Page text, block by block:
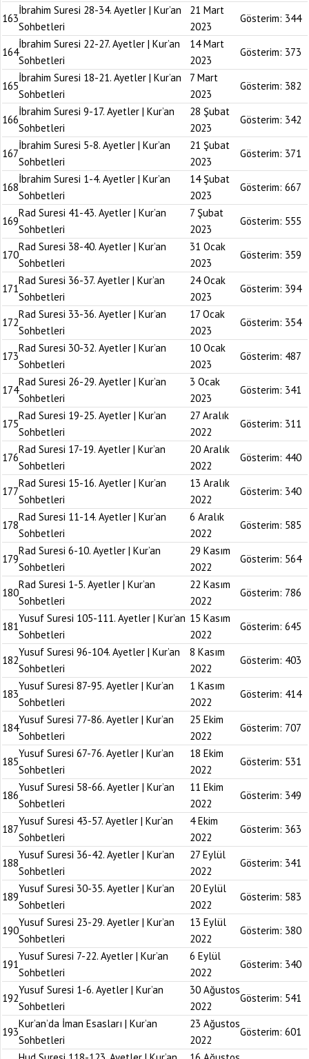
163
İbrahim Suresi 28-34. Ayetler | Kur’an
Sohbetleri
21 Mart
2023
Gösterim: 344
164
İbrahim Suresi 22-27. Ayetler | Kur’an
Sohbetleri
14 Mart
2023
Gösterim: 373
165
İbrahim Suresi 18-21. Ayetler | Kur’an
Sohbetleri
7 Mart
2023
Gösterim: 382
166
İbrahim Suresi 9-17. Ayetler | Kur’an
Sohbetleri
28 Şubat
2023
Gösterim: 342
167
İbrahim Suresi 5-8. Ayetler | Kur’an
Sohbetleri
21 Şubat
2023
Gösterim: 371
168
İbrahim Suresi 1-4. Ayetler | Kur’an
Sohbetleri
14 Şubat
2023
Gösterim: 667
169
Rad Suresi 41-43. Ayetler | Kur’an
Sohbetleri
7 Şubat
2023
Gösterim: 555
170
Rad Suresi 38-40. Ayetler | Kur’an
Sohbetleri
31 Ocak
2023
Gösterim: 359
171
Rad Suresi 36-37. Ayetler | Kur’an
Sohbetleri
24 Ocak
2023
Gösterim: 394
172
Rad Suresi 33-36. Ayetler | Kur’an
Sohbetleri
17 Ocak
2023
Gösterim: 354
173
Rad Suresi 30-32. Ayetler | Kur’an
Sohbetleri
10 Ocak
2023
Gösterim: 487
174
Rad Suresi 26-29. Ayetler | Kur’an
Sohbetleri
3 Ocak
2023
Gösterim: 341
175
Rad Suresi 19-25. Ayetler | Kur’an
Sohbetleri
27 Aralık
2022
Gösterim: 311
176
Rad Suresi 17-19. Ayetler | Kur’an
Sohbetleri
20 Aralık
2022
Gösterim: 440
177
Rad Suresi 15-16. Ayetler | Kur’an
Sohbetleri
13 Aralık
2022
Gösterim: 340
178
Rad Suresi 11-14. Ayetler | Kur’an
Sohbetleri
6 Aralık
2022
Gösterim: 585
179
Rad Suresi 6-10. Ayetler | Kur’an
Sohbetleri
29 Kasım
2022
Gösterim: 564
180
Rad Suresi 1-5. Ayetler | Kur’an
Sohbetleri
22 Kasım
2022
Gösterim: 786
181
Yusuf Suresi 105-111. Ayetler | Kur’an
Sohbetleri
15 Kasım
2022
Gösterim: 645
182
Yusuf Suresi 96-104. Ayetler | Kur’an
Sohbetleri
8 Kasım
2022
Gösterim: 403
183
Yusuf Suresi 87-95. Ayetler | Kur’an
Sohbetleri
1 Kasım
2022
Gösterim: 414
184
Yusuf Suresi 77-86. Ayetler | Kur’an
Sohbetleri
25 Ekim
2022
Gösterim: 707
185
Yusuf Suresi 67-76. Ayetler | Kur’an
Sohbetleri
18 Ekim
2022
Gösterim: 531
186
Yusuf Suresi 58-66. Ayetler | Kur’an
Sohbetleri
11 Ekim
2022
Gösterim: 349
187
Yusuf Suresi 43-57. Ayetler | Kur’an
Sohbetleri
4 Ekim
2022
Gösterim: 363
188
Yusuf Suresi 36-42. Ayetler | Kur’an
Sohbetleri
27 Eylül
2022
Gösterim: 341
189
Yusuf Suresi 30-35. Ayetler | Kur’an
Sohbetleri
20 Eylül
2022
Gösterim: 583
190
Yusuf Suresi 23-29. Ayetler | Kur’an
Sohbetleri
13 Eylül
2022
Gösterim: 380
191
Yusuf Suresi 7-22. Ayetler | Kur’an
Sohbetleri
6 Eylül
2022
Gösterim: 340
192
Yusuf Suresi 1-6. Ayetler | Kur’an
Sohbetleri
30 Ağustos
2022
Gösterim: 541
193
Kur’an’da İman Esasları | Kur’an
Sohbetleri
23 Ağustos
2022
Gösterim: 601